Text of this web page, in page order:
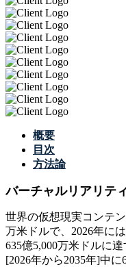
概要
目次
方法論
バーチャルリアリテ
世界の仮想現実コンテ
万米ドルで、2026年に
635億5,000万米ドルに
[2026年から2035年]中